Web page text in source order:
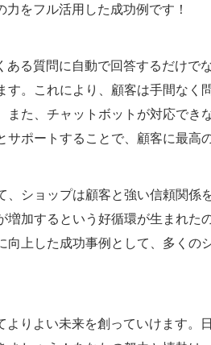
をフル活用した成功例です！
ある質問に自動で回答するだけで
す。これにより、顧客は手間なく
また、チャットボットが対応でき
ポートすることで、顧客に最高
、ショップは顧客と強い信頼関係
増加するという好循環が生まれた
向上した成功事例として、多くの
よりよい未来を創っていけます。